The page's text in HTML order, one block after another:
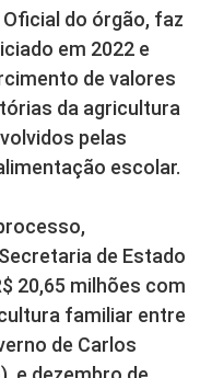
do órgão, faz
em 2022 e
de valores
da agricultura
pelas
escolar.
de Estado
20,65 milhões com
familiar entre
de Carlos